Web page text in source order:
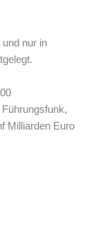
nur in
Milliarden Euro